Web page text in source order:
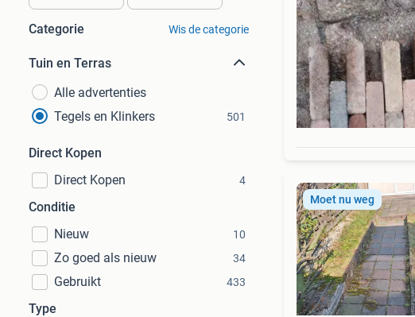
Categorie Wis de categorie
Tuin en Terras
Alle advertenties
Tegels en Klinkers
501
Direct Kopen
Direct Kopen
4
Conditie
Nieuw
10
Zo goed als nieuw 34
Gebruikt 433
Type
Moet nu weg